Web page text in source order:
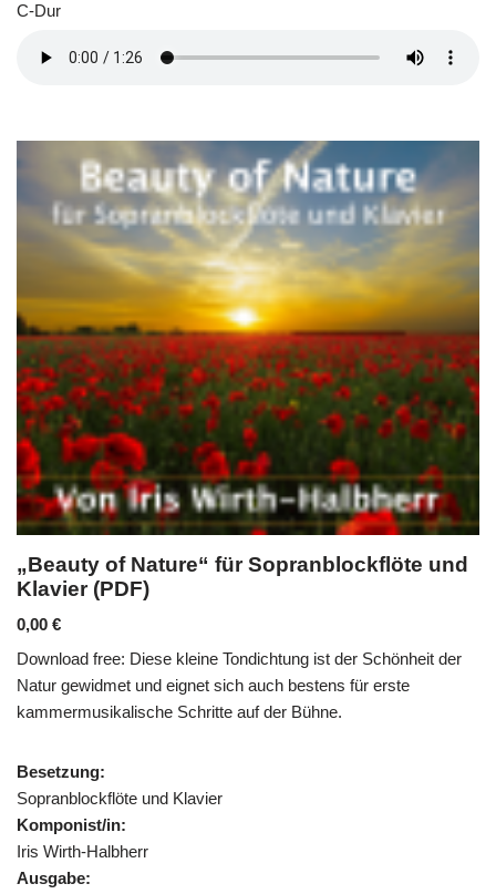
C-Dur
„Beauty of Nature“ für Sopranblockflöte und
Klavier (PDF)
0,00 €
Download free: Diese kleine Tondichtung ist der Schönheit der
Natur gewidmet und eignet sich auch bestens für erste
kammermusikalische Schritte auf der Bühne.
Besetzung:
Sopranblockflöte und Klavier
Komponist/in:
Iris Wirth-Halbherr
Ausgabe: